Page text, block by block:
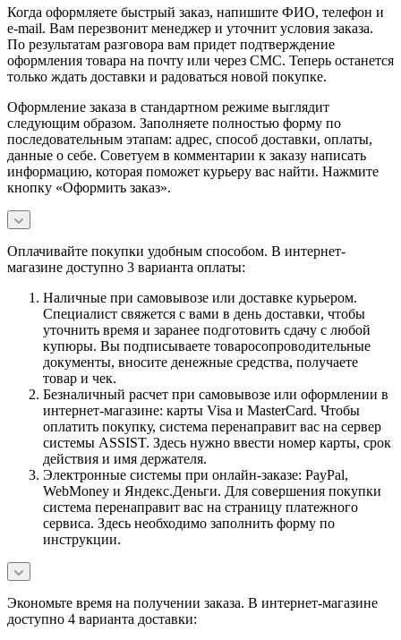
Когда оформляете быстрый заказ, напишите ФИО, телефон и
e-mail. Вам перезвонит менеджер и уточнит условия заказа.
По результатам разговора вам придет подтверждение
оформления товара на почту или через СМС. Теперь останется
только ждать доставки и радоваться новой покупке.
Оформление заказа в стандартном режиме выглядит
следующим образом. Заполняете полностью форму по
последовательным этапам: адрес, способ доставки, оплаты,
данные о себе. Советуем в комментарии к заказу написать
информацию, которая поможет курьеру вас найти. Нажмите
кнопку «Оформить заказ».
Оплачивайте покупки удобным способом. В интернет-
магазине доступно 3 варианта оплаты:
Наличные при самовывозе или доставке курьером.
Специалист свяжется с вами в день доставки, чтобы
уточнить время и заранее подготовить сдачу с любой
купюры. Вы подписываете товаросопроводительные
документы, вносите денежные средства, получаете
товар и чек.
Безналичный расчет при самовывозе или оформлении в
интернет-магазине: карты Visa и MasterCard. Чтобы
оплатить покупку, система перенаправит вас на сервер
системы ASSIST. Здесь нужно ввести номер карты, срок
действия и имя держателя.
Электронные системы при онлайн-заказе: PayPal,
WebMoney и Яндекс.Деньги. Для совершения покупки
система перенаправит вас на страницу платежного
сервиса. Здесь необходимо заполнить форму по
инструкции.
Экономьте время на получении заказа. В интернет-магазине
доступно 4 варианта доставки: